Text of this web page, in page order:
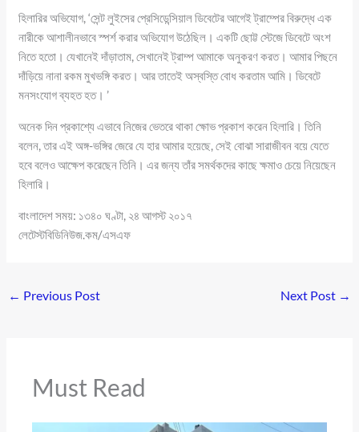
হিলারির অভিযোগ, ‘‌সেন্ট লুইসের প্রেসিডেন্সিয়াল ডিবেটের আগেই ট্রাম্পের বিরুদ্ধে এক
নারীকে আশালীনভাবে স্পর্শ করার অভিযোগ উঠেছিল। একটি ছোট্ট স্টেজে ডিবেটে অংশ
নিতে হতো। যেখানেই দাঁড়াতাম, সেখানেই ট্রাম্প আমাকে অনুকরণ করত। আমার পিছনে
দাঁড়িয়ে নানা রকম মুখভঙ্গি করত। আর তাতেই অস্বস্তি বোধ করতাম আমি। ডিবেটে
মনসংযোগ ব্যহত হত। ’‌
অনেক দিন প্রকাশ্যে এভাবে নিজের ভেতরে থাকা ক্ষোভ প্রকাশ করেন হিলারি। তিনি
বলেন, তার এই অঙ্গ-ভঙ্গির জেরে যে হার আমার হয়েছে, সেই বোঝা সারাজীবন বয়ে যেতে
হবে বলেও আক্ষেপ করেছেন তিনি। এর জন্য তাঁর সমর্থকদের কাছে ক্ষমাও চেয়ে নিয়েছেন
হিলারি।
বাংলাদেশ সময়: ১৩৪০ ঘণ্টা, ২৪ আগস্ট ২০১৭
লেটেস্টবিডিনিউজ.কম/এসএফ
← Previous Post Next Post →
Must Read